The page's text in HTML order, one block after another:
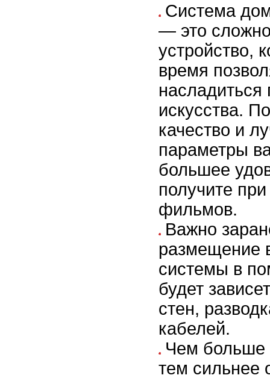
Система
— это
устройство,
время
искусства.
качество и
параметры
большее
получите
фильмов.
Важно
размещение
системы в
будет
стен,
кабелей.
Чем больше
тем